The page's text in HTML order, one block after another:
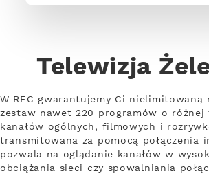
Telewizja
W RFC gwarantujemy Ci
zestaw nawet 220 programów o różnej
kanałów ogólnych, filmowych i
transmitowana za pomocą połączenia
pozwala na oglądanie kanałów w
obciążania sieci czy spowalniania